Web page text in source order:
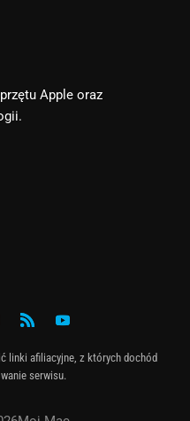
Apple oraz
linki afiliacyjne, z których dochód
serwisu.